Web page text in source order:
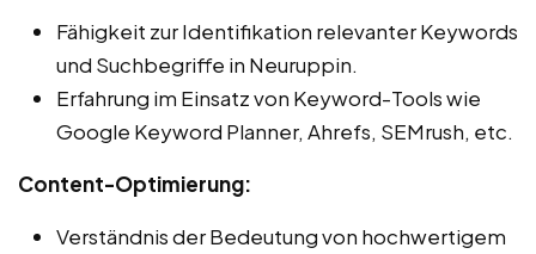
Fähigkeit zur Identifikation relevanter Keywords
und Suchbegriffe in Neuruppin.
Erfahrung im Einsatz von Keyword-Tools wie
Google Keyword Planner, Ahrefs, SEMrush, etc.
Content-Optimierung:
Verständnis der Bedeutung von hochwertigem